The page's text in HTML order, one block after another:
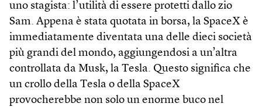
uno stagista: l’utilità di essere protetti dallo zio
Sam. Appena è stata quotata in borsa, la SpaceX è
immediatamente diventata una delle dieci società
più grandi del mondo, aggiungendosi a un’altra
controllata da Musk, la Tesla. Questo significa che
un crollo della Tesla o della SpaceX
provocherebbe non solo un enorme buco nel